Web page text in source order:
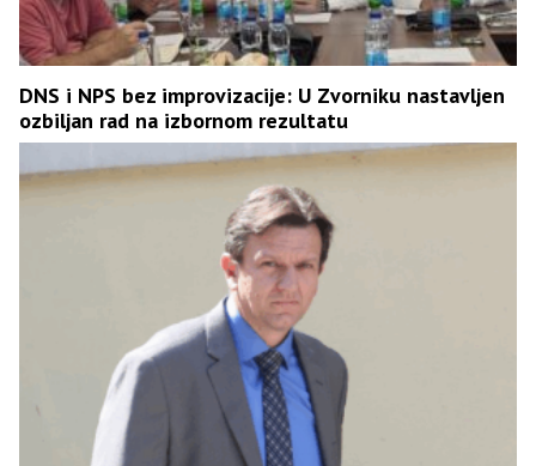
DNS i NPS bez improvizacije: U Zvorniku nastavljen
ozbiljan rad na izbornom rezultatu